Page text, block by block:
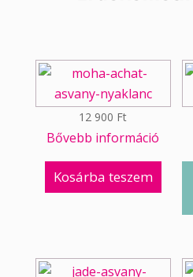
12 900 Ft
Bővebb információ
Kosárba teszem